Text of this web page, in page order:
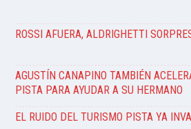
ROSSI AFUERA, ALDRIGHETTI
AGUSTÍN CANAPINO TAMBIÉN
PISTA PARA AYUDAR A SU HERMANO
EL RUIDO DEL TURISMO PISTA YA